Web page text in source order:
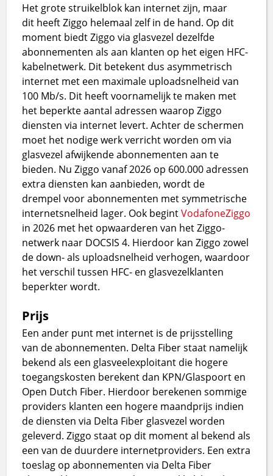
Het grote struikelblok kan internet zijn, maar
dit heeft Ziggo helemaal zelf in de hand. Op dit
moment biedt Ziggo via glasvezel dezelfde
abonnementen als aan klanten op het eigen HFC-
kabelnetwerk. Dit betekent dus asymmetrisch
internet met een maximale uploadsnelheid van
100 Mb/s. Dit heeft voornamelijk te maken met
het beperkte aantal adressen waarop Ziggo
diensten via internet levert. Achter de schermen
moet het nodige werk verricht worden om via
glasvezel afwijkende abonnementen aan te
bieden. Nu Ziggo vanaf 2026 op 600.000 adressen
extra diensten kan aanbieden, wordt de
drempel voor abonnementen met symmetrische
internetsnelheid lager. Ook begintVodafoneZiggo
in 2026 met het opwaarderen van het Ziggo-
netwerk naar DOCSIS 4. Hierdoor kan Ziggo zowel
de down- als uploadsnelheid verhogen, waardoor
het verschil tussen HFC- en glasvezelklanten
beperkter wordt.
Prijs
Een ander punt met internet is de prijsstelling
van de abonnementen. Delta Fiber staat namelijk
bekend als een glasveelexploitant die hogere
toegangskosten berekent dan KPN/Glaspoort en
Open Dutch Fiber. Hierdoor berekenen sommige
providers klanten een hogere maandprijs indien
de diensten via Delta Fiber glasvezel worden
geleverd. Ziggo staat op dit moment al bekend als
een van de duurdere internetproviders. Een extra
toeslag op abonnementen via Delta Fiber